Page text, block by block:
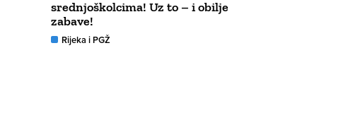
srednjoškolcima! Uz to – i obilje
zabave!
Rijeka i PGŽ